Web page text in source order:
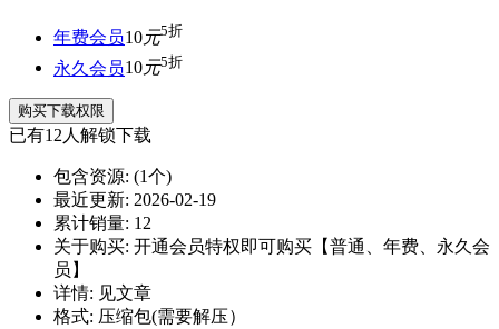
年费会员10元5折
永久会员10元5折
购买下载权限
已有12人解锁下载
包含资源: (1个)
最近更新: 2026-02-19
累计销量: 12
关于购买: 开通会员特权即可购买【普通、年费、永久会
员】
详情: 见文章
格式: 压缩包(需要解压）